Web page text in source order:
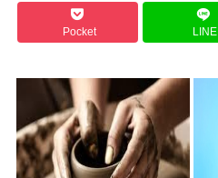
海外「素晴らしい！」日本が買収
NARUTO、ここにきてガチで復権
海外「まるでタイムスリップし
【衝撃】 韓国人「エボシ御前の声
首相官邸「高市総理の映像を悪用
ヤニネコに一つだけ文句言わせてく
声優、なんかAIに勝ちそう。「声
Pocket LINE